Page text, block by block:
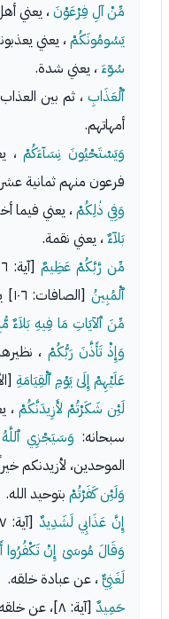
مِّنْ آلِ فِرْعَوْنَ، يعني
يَسُومُونَكُمْ، يعني
سُوۤءَ ، يعني شدة.
ٱلْعَذَابِ ، ثم بين
أمهاتهم.
وَيَسْتَحْيُونَ نِسَآءَكُمْ،
فرعون منهم ثمانية
وَفِي ذٰلِكُمْ، يعني فيما
بَلاۤءٌ، يعني نقمة.
مِّن رَّبَّكُمْ عَظِيمٌ [آية: ٦]، كقوله سبحانه
ٱلْمُبِينُ [الصافات: ١٠٦] يعني النعمة البينة، وكقوله:
مِّنَ ٱلآيَاتِ مَا فِيهِ بَلاَءٌ
وَإِذْ تَأَذَّنَ رَبُّكُمْ ،
عَلَيْهِمْ إِلَىٰ يَوْمِ ٱلْقِيَامَةِ
لَئِن شَكَرْتُمْ لأَزِيدَنَّكُمْ ،
سبحانه: وَسَيَجْزِي
الموحدين، لأزيدنكم
وَلَئِن كَفَرْتُمْ بتوحيد الله.
إِنَّ عَذَابِي لَشَدِيدٌ [آية: ٧] لمن كفر بالله عز وجل في الآخرة.
وَقَالَ مُوسَىٰ إِنْ تَكْفُرُوا
لَغَنِيٌّ، عن عبادة خلقه.
حَمِيدٌ [آية: ٨]، عن خلقه في سلطانه.